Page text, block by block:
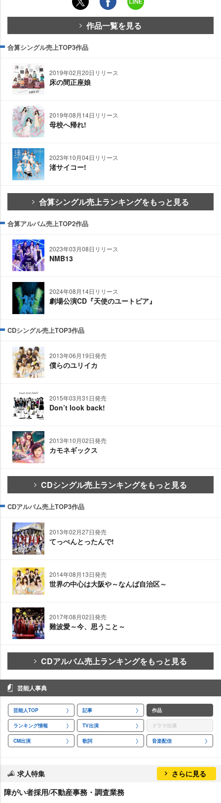
作品一覧を見る
合算シングル売上TOP3作品
2019年02月20日リリース
床の間正座娘
2019年08月14日リリース
母校へ帰れ!
2023年10月04日リリース
渚サイコー!
合算シングル売上ランキングをもっと見る
合算アルバム売上TOP2作品
2023年03月08日リリース
NMB13
2024年08月14日リリース
劇場公演CD『天使のユートピア』
CDシングル売上TOP3作品
2013年06月19日発売
僕らのユリイカ
2015年03月31日発売
Don’t look back!
2013年10月02日発売
カモネギックス
CDシングル売上ランキングをもっと見る
CDアルバム売上TOP3作品
2013年02月27日発売
てっぺんとったんで!
2014年08月13日発売
世界の中心は大阪や～なんば自治区～
2017年08月02日発売
難波愛～今、思うこと～
CDアルバム売上ランキングをもっと見る
芸能人事典
芸能人TOP 記事 作品
ランキング情報 TV出演 ドラマ出演
CM出演 歌詞 音楽配信
求人特集 さらに見る
障がい者採用/不動産事務・調査業務